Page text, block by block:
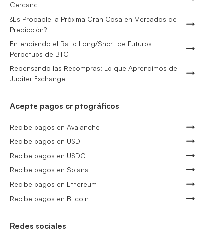
Cercano
¿Es Probable la Próxima Gran Cosa en Mercados de
Predicción?
Entendiendo el Ratio Long/Short de Futuros
Perpetuos de BTC
Repensando las Recompras: Lo que Aprendimos de
Jupiter Exchange
Acepte pagos criptográficos
Recibe pagos en Avalanche
Recibe pagos en USDT
Recibe pagos en USDC
Recibe pagos en Solana
Recibe pagos en Ethereum
Recibe pagos en Bitcoin
Redes sociales